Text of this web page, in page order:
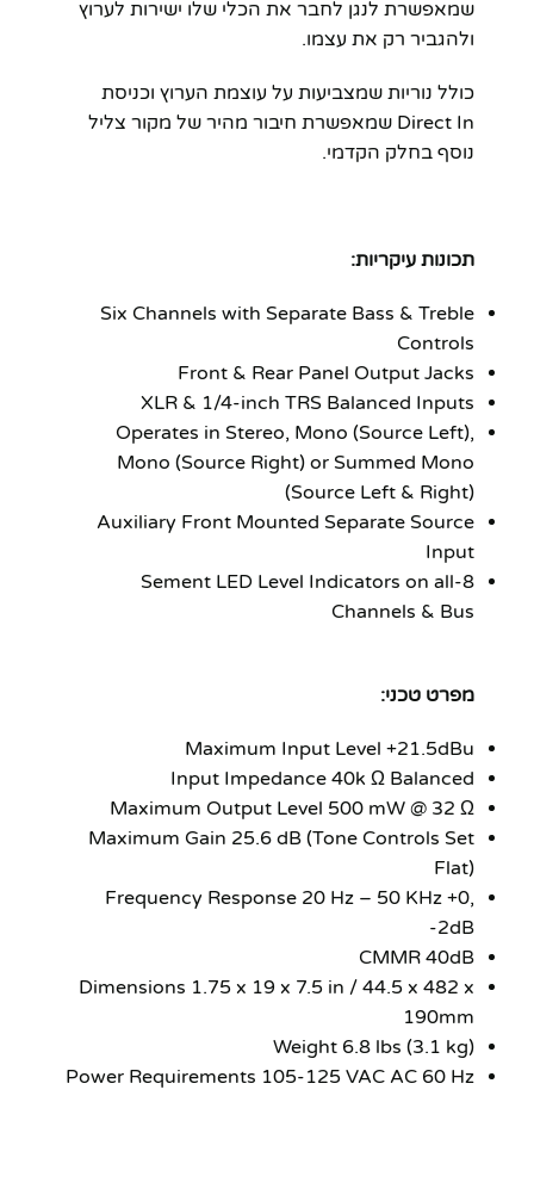
שמאפשרת לנגן לחבר את הכלי שלו ישירות לערוץ
ולהגביר רק את עצמו.
כולל נוריות שמצביעות על עוצמת הערוץ וכניסת
Direct In שמאפשרת חיבור מהיר של מקור צליל
נוסף בחלק הקדמי.
תכונות עיקריות:
Six Channels with Separate Bass & Treble
Controls
Front & Rear Panel Output Jacks
XLR & 1/4-inch TRS Balanced Inputs
Operates in Stereo, Mono (Source Left),
Mono (Source Right) or Summed Mono
(Source Left & Right)
Auxiliary Front Mounted Separate Source
Input
8-Sement LED Level Indicators on all
Channels & Bus
מפרט טכני:
Maximum Input Level +21.5dBu
Input Impedance 40k Ω Balanced
Maximum Output Level 500 mW @ 32 Ω
Maximum Gain 25.6 dB (Tone Controls Set
Flat)
Frequency Response 20 Hz – 50 KHz +0,
-2dB
CMMR 40dB
Dimensions 1.75 x 19 x 7.5 in / 44.5 x 482 x
190mm
Weight 6.8 lbs (3.1 kg)
Power Requirements 105-125 VAC AC 60 Hz